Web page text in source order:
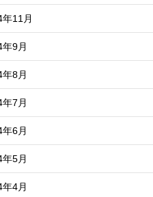
年11月
9月
8月
7月
6月
5月
4月